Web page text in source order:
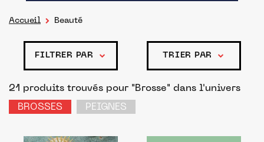
Accueil Beauté
FILTRER PAR TRIER PAR
21 produits trouvés pour "Brosse" dans l'univers
BROSSES
PEIGNES